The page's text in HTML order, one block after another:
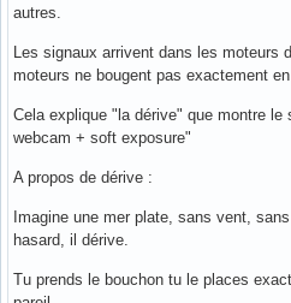
autres.
Les signaux arrivent dans les moteurs
moteurs ne bougent pas exactement
Cela explique "la dérive" que montre
webcam + soft exposure"
A propos de dérive :
Imagine une mer plate, sans vent,
hasard, il dérive.
Tu prends le bouchon tu le places